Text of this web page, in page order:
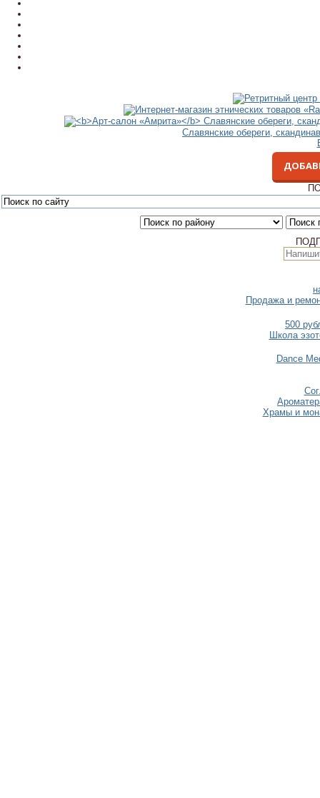
Славянские обереги,
Продажа и
500
Школа
Dance
Храмы и